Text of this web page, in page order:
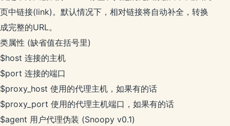
页中链接(link)。默认情况下，相对链接将自动补全，转换
成完整的URL。
类属性 (缺省值在括号里)
$host 连接的主机
$port 连接的端口
$proxy_host 使用的代理主机，如果有的话
$proxy_port 使用的代理主机端口，如果有的话
$agent 用户代理伪装 (Snoopy v0.1)